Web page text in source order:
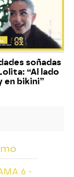
soñadas
“Al lado
en bikini”
6 -